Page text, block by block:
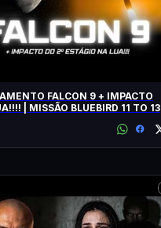
FALCON 9 + IMPACTO
| MISSÃO BLUEBIRD 11 TO 13